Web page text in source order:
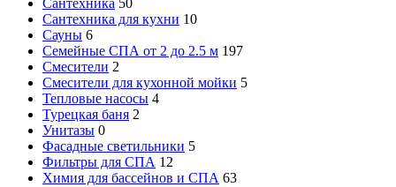
Сантехника 50
Сантехника для кухни 10
Сауны 6
Семейные СПА от 2 до 2.5 м 197
Смесители 2
Смесители для кухонной мойки 5
Тепловые насосы 4
Турецкая баня 2
Унитазы 0
Фасадные светильники 5
Фильтры для СПА 12
Химия для бассейнов и СПА 63